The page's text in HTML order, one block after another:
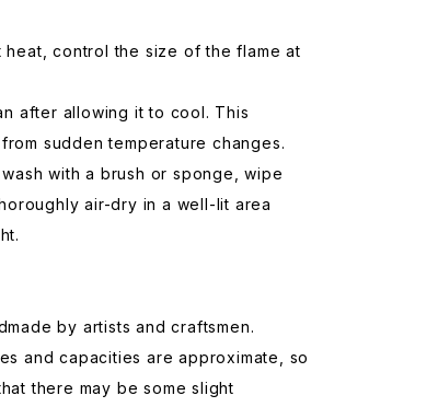
heat, control the size of the flame at
after allowing it to cool. This
sudden temperature changes.
with a brush or sponge, wipe
air-dry in a well-lit area
by artists and craftsmen.
and capacities are approximate, so
there may be some slight